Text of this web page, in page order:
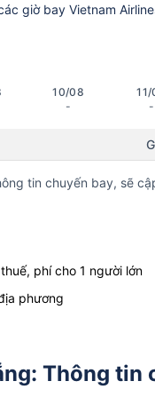
giờ bay Vietnam
10/08
-
11/
-
tin chuyến bay, sẽ
phí cho 1 người lớn
phương
Thông